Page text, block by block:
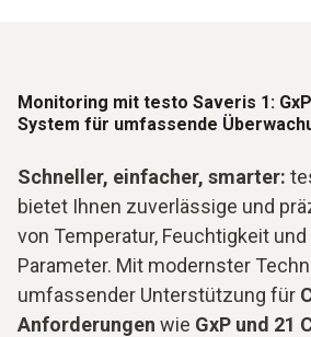
Monitoring mit testo Saveris 1:
System für umfassende
Schneller, einfacher, smarter:
bietet Ihnen zuverlässige und
von Temperatur, Feuchtigkeit
Parameter. Mit modernster
umfassender Unterstützung für
Anforderungen wie GxP und 21